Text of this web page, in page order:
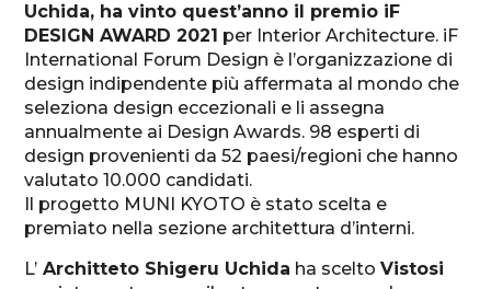
Uchida, ha vinto quest’anno il premio iF
DESIGN AWARD 2021 per Interior Architecture. iF
International Forum Design è l’organizzazione di
design indipendente più affermata al mondo che
seleziona design eccezionali e li assegna
annualmente ai Design Awards. 98 esperti di
design provenienti da 52 paesi/regioni che hanno
valutato 10.000 candidati.
Il progetto MUNI KYOTO è stato scelta e
premiato nella sezione architettura d’interni.
L’ Architteto Shigeru Uchida ha sceltoVistosi